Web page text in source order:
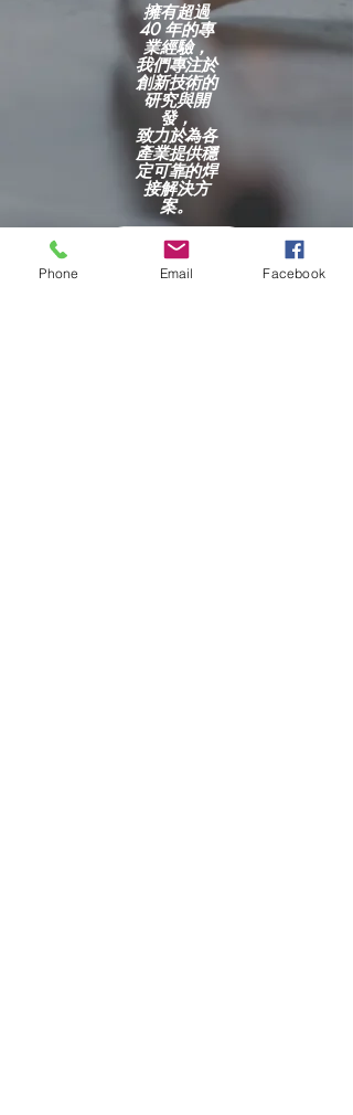
擁有超過
40 年的專
業經驗，
我們專注於
創新技術的
研究與開
發，
致力於為各
產業提供穩
定可靠的焊
接解決方
案。
探索更多
Phone Email Facebook